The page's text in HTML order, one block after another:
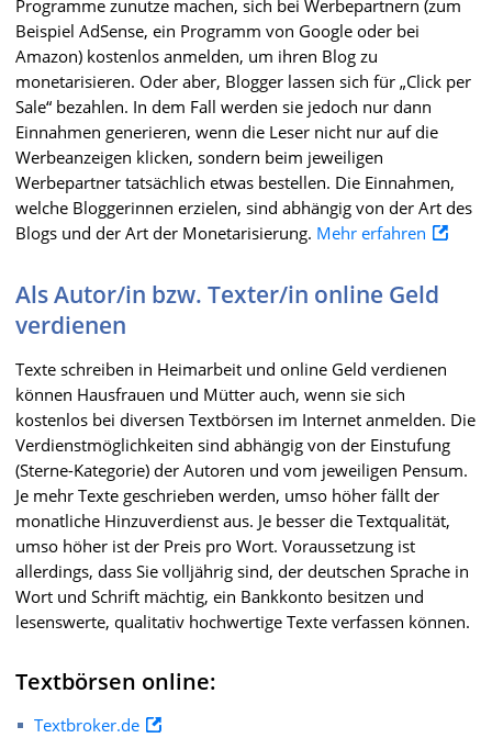
Programme zunutze machen, sich bei Werbepartnern (zum
Beispiel AdSense, ein Programm von Google oder bei
Amazon) kostenlos anmelden, um ihren Blog zu
monetarisieren. Oder aber, Blogger lassen sich für „Click per
Sale“ bezahlen. In dem Fall werden sie jedoch nur dann
Einnahmen generieren, wenn die Leser nicht nur auf die
Werbeanzeigen klicken, sondern beim jeweiligen
Werbepartner tatsächlich etwas bestellen. Die Einnahmen,
welche Bloggerinnen erzielen, sind abhängig von der Art des
Blogs und der Art der Monetarisierung. Mehr erfahren
Als Autor/in bzw. Texter/in online Geld
verdienen
Texte schreiben in Heimarbeit und online Geld verdienen
können Hausfrauen und Mütter auch, wenn sie sich
kostenlos bei diversen Textbörsen im Internet anmelden. Die
Verdienstmöglichkeiten sind abhängig von der Einstufung
(Sterne-Kategorie) der Autoren und vom jeweiligen Pensum.
Je mehr Texte geschrieben werden, umso höher fällt der
monatliche Hinzuverdienst aus. Je besser die Textqualität,
umso höher ist der Preis pro Wort. Voraussetzung ist
allerdings, dass Sie volljährig sind, der deutschen Sprache in
Wort und Schrift mächtig, ein Bankkonto besitzen und
lesenswerte, qualitativ hochwertige Texte verfassen können.
Textbörsen online:
Textbroker.de